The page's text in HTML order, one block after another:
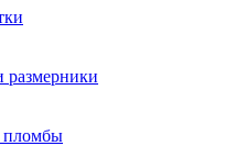
размерники
пломбы